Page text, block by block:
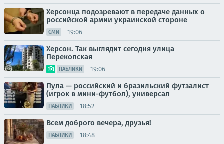
Херсонца подозревают в передаче данных о
российской армии украинской стороне
СМИ 19:06
Херсон. Так выглядит сегодня улица
Перекопская
ПАБЛИКИ 19:06
Пула — российский и бразильский футзалист
(игрок в мини-футбол), универсал
ПАБЛИКИ 18:52
Всем доброго вечера, друзья!
ПАБЛИКИ 18:48